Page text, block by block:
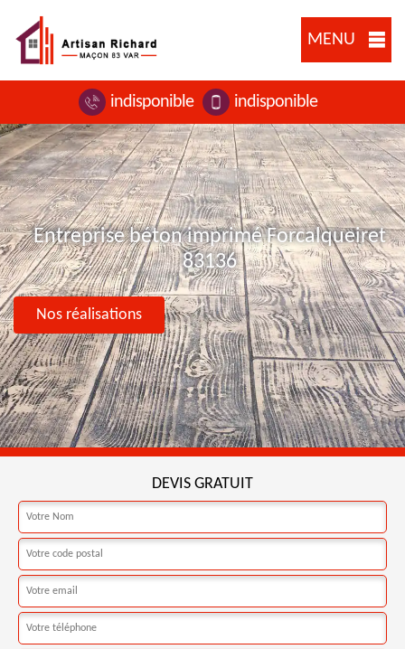
MENU
indisponible indisponible
Entreprise béton imprimé Forcalqueiret
83136
Nos réalisations
DEVIS GRATUIT